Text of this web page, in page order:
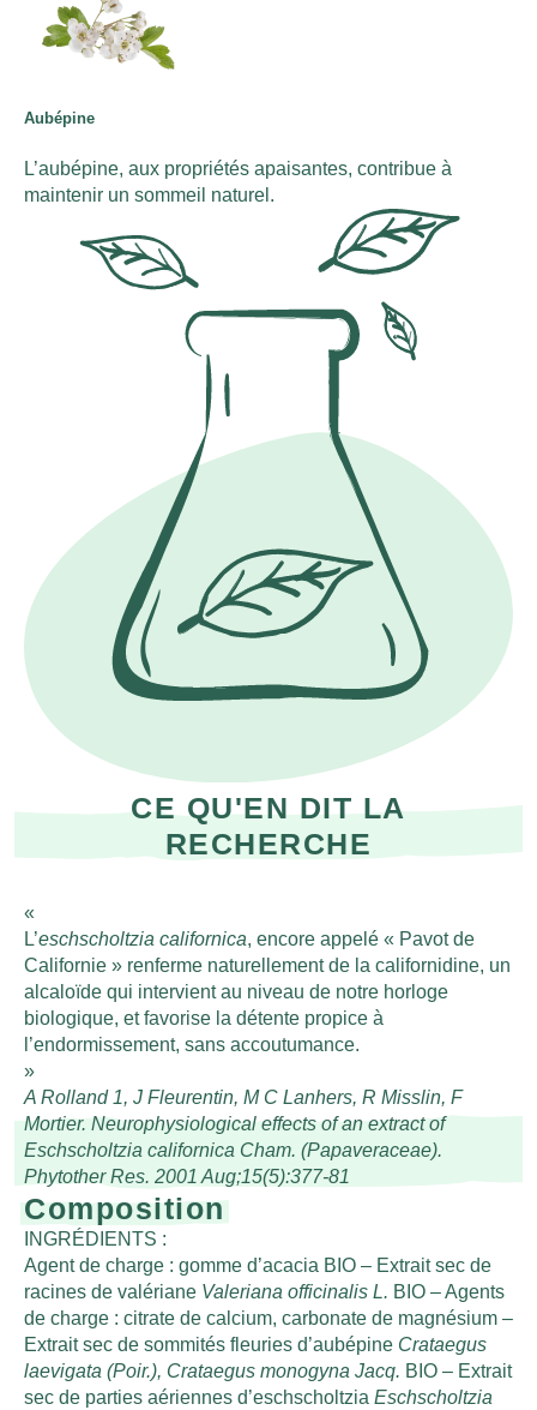
Aubépine
L’aubépine, aux propriétés apaisantes, contribue à
maintenir un sommeil naturel.
CE QU'EN DIT LA
RECHERCHE
L’eschscholtzia californica, encore appelé « Pavot de
Californie » renferme naturellement de la californidine, un
alcaloïde qui intervient au niveau de notre horloge
biologique, et favorise la détente propice à
l’endormissement, sans accoutumance.
A Rolland 1, J Fleurentin, M C Lanhers, R Misslin, F
Mortier. Neurophysiological effects of an extract of
Eschscholtzia californica Cham. (Papaveraceae).
Phytother Res. 2001 Aug;15(5):377-81
Composition
INGRÉDIENTS :
Agent de charge : gomme d’acacia BIO – Extrait sec de
racines de valériane Valeriana officinalis L. BIO – Agents
de charge : citrate de calcium, carbonate de magnésium –
Extrait sec de sommités fleuries d’aubépine Crataegus
laevigata (Poir.), Crataegus monogyna Jacq. BIO – Extrait
sec de parties aériennes d’eschscholtzia Eschscholtzia